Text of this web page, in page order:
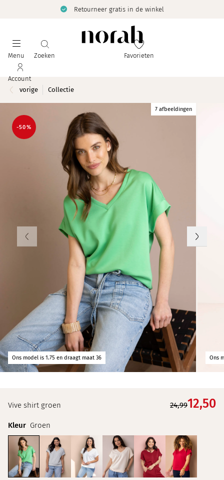
Retourneer gratis in de winkel
Menu Zoeken Favorieten
Account
vorige
Collectie
Ons model is 1.75 en draagt maat 36 Ons
7 afbeeldingen
-50%
Vive shirt groen 24,9912,50
Kleur Groen